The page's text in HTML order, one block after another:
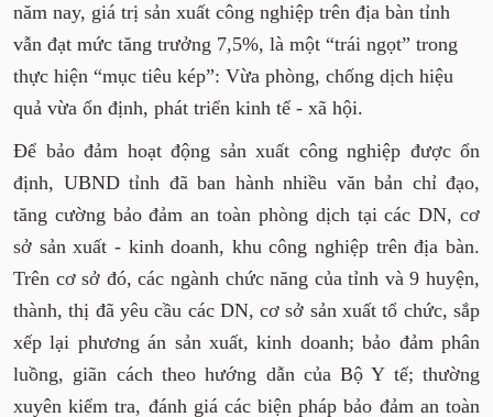
năm nay, giá trị sản xuất công nghiệp trên địa bàn tỉnh
vẫn đạt mức tăng trưởng 7,5%, là một “trái ngọt” trong
thực hiện “mục tiêu kép”: Vừa phòng, chống dịch hiệu
quả vừa ổn định, phát triển kinh tế - xã hội.
Để bảo đảm hoạt động sản xuất công nghiệp được ổn
định, UBND tỉnh đã ban hành nhiều văn bản chỉ đạo,
tăng cường bảo đảm an toàn phòng dịch tại các DN, cơ
sở sản xuất - kinh doanh, khu công nghiệp trên địa bàn.
Trên cơ sở đó, các ngành chức năng của tỉnh và 9 huyện,
thành, thị đã yêu cầu các DN, cơ sở sản xuất tổ chức, sắp
xếp lại phương án sản xuất, kinh doanh; bảo đảm phân
luồng, giãn cách theo hướng dẫn của Bộ Y tế; thường
xuyên kiểm tra, đánh giá các biện pháp bảo đảm an toàn